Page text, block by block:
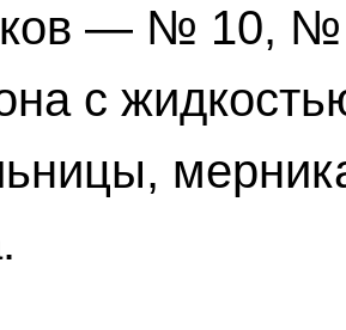
— № 10,
с